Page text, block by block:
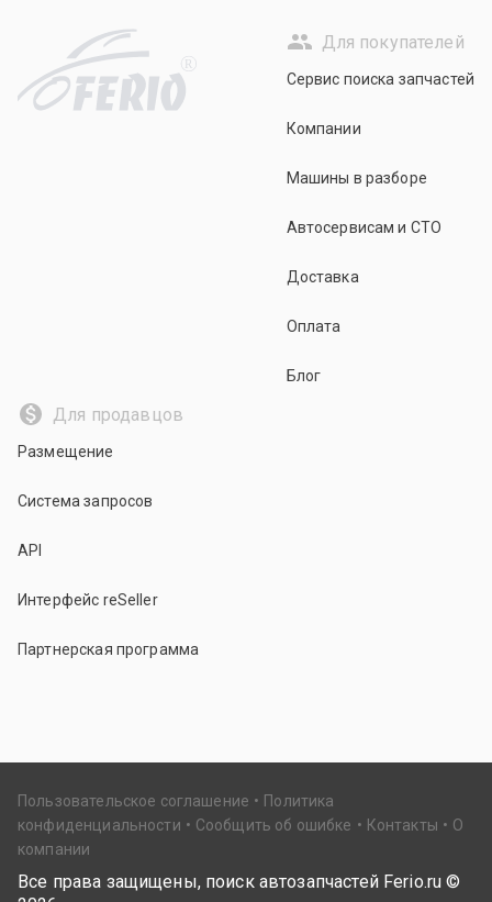
R
Для покупателей
Сервис поиска запчастей
Компании
Машины в разборе
Автосервисам и СТО
Доставка
Оплата
Блог
Для продавцов
Размещение
Система запросов
API
Интерфейс reSeller
Партнерская программа
Пользовательское соглашение
Политика
конфиденциальности
Сообщить об ошибке Контакты
О
компании
Все права защищены, поиск автозапчастей Ferio.ru ©